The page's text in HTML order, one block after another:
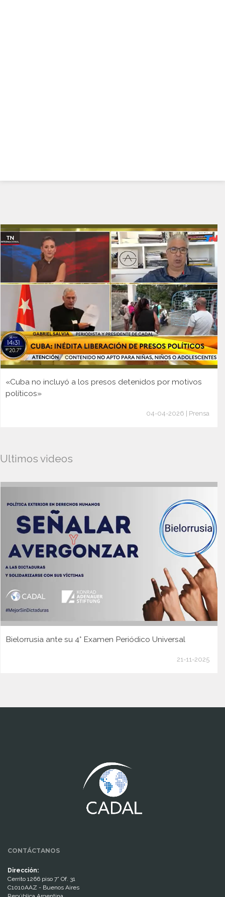
«Cuba no incluyó a los presos detenidos por motivos
políticos»
04-04-2026 | Prensa
Ultimos videos
Bielorrusia ante su 4° Examen Periódico Universal
21-11-2025
CONTÁCTANOS
Dirección:
Cerrito 1266 piso 7° Of. 31
C1010AAZ - Buenos Aires